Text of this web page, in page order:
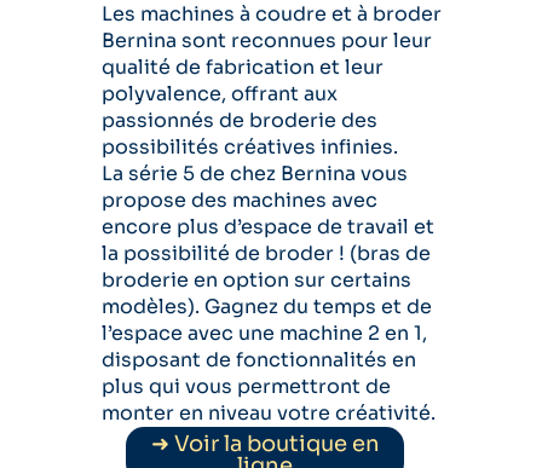
Les machines à coudre et à broder
Bernina sont reconnues pour leur
qualité de fabrication et leur
polyvalence, offrant aux
passionnés de broderie des
possibilités créatives infinies.
La série 5 de chez Bernina vous
propose des machines avec
encore plus d’espace de travail et
la possibilité de broder ! (bras de
broderie en option sur certains
modèles). Gagnez du temps et de
l’espace avec une machine 2 en 1,
disposant de fonctionnalités en
plus qui vous permettront de
monter en niveau votre créativité.
➜ Voir la boutique en